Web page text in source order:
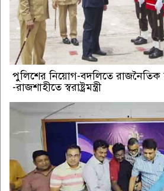
পুলিশের নিয়োগ-বদলিতে রাজনৈতিক
-রাজশাহীতে স্বরাষ্ট্রমন্ত্রী